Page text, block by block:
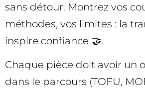
sans détour. Montrez vos
méthodes, vos limites : la
inspire confiance 🤝.
Chaque pièce doit avoir un
dans le parcours (TOFU,